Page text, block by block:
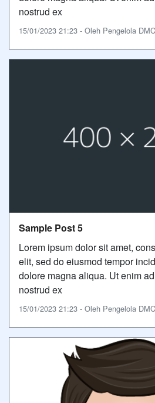
nostrud ex
15/01/2023 21:23 - Oleh Pengelola
Sample Post 5
Lorem ipsum dolor sit amet,
elit, sed do eiusmod tempor
dolore magna aliqua. Ut enim
nostrud ex
15/01/2023 21:23 - Oleh Pengelola